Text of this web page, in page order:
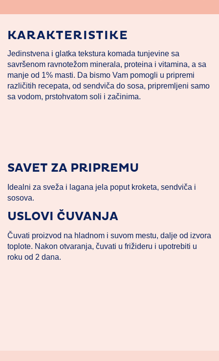
KARAKTERISTIKE
Jedinstvena i glatka tekstura komada tunjevine sa
savršenom ravnotežom minerala, proteina i vitamina, a sa
manje od 1% masti. Da bismo Vam pomogli u pripremi
različitih recepata, od sendviča do sosa, pripremljeni samo
sa vodom, prstohvatom soli i začinima.
SAVET ZA PRIPREMU
Idealni za sveža i lagana jela poput kroketa, sendviča i
sosova.
USLOVI ČUVANJA
Čuvati proizvod na hladnom i suvom mestu, dalje od izvora
toplote. Nakon otvaranja, čuvati u frižideru i upotrebiti u
roku od 2 dana.